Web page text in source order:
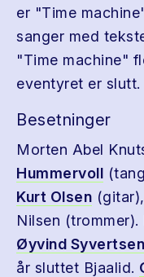
er "Time
sanger med
"Time machine"
eventyret er slutt.
Besetninger
Morten Abel
Hummervoll
Kurt Olsen (gitar),
Nilsen
Øyvind Syvertsen
år sluttet Bjaalid.